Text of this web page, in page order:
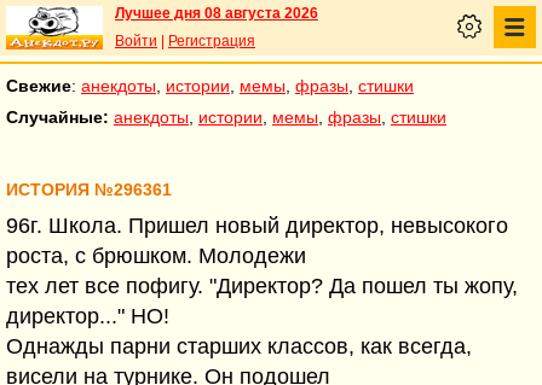
Лучшее дня 08 августа 2026
Войти
Регистрация
Свежие: анекдоты истории мемы фразы стишки
Случайные: анекдоты истории мемы фразы стишки
ИСТОРИЯ №296361
96г. Школа. Пришел новый директор, невысокого
роста, с брюшком. Молодежи
тех лет все пофигу. "Директор? Да пошел ты жопу,
директор..." НО!
Однажды парни старших классов, как всегда,
висели на турнике. Он подошел